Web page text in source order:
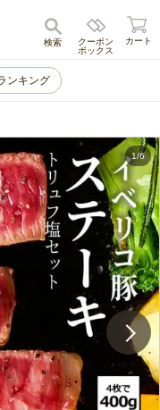
キャンセル
クーポン
ボックス
検索 カート
ンキング
1/6